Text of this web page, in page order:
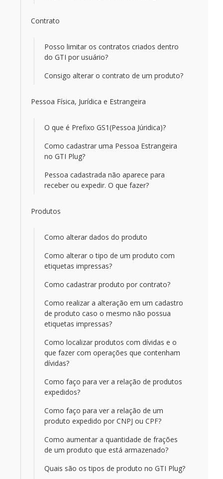
Contrato
Posso limitar os contratos criados dentro
do GTI por usuário?
Consigo alterar o contrato de um produto?
Pessoa Física, Jurídica e Estrangeira
O que é Prefixo GS1(Pessoa Júridica)?
Como cadastrar uma Pessoa Estrangeira
no GTI Plug?
Pessoa cadastrada não aparece para
receber ou expedir. O que fazer?
Produtos
Como alterar dados do produto
Como alterar o tipo de um produto com
etiquetas impressas?
Como cadastrar produto por contrato?
Como realizar a alteração em um cadastro
de produto caso o mesmo não possua
etiquetas impressas?
Como localizar produtos com dívidas e o
que fazer com operações que contenham
dívidas?
Como faço para ver a relação de produtos
expedidos?
Como faço para ver a relação de um
produto expedido por CNPJ ou CPF?
Como aumentar a quantidade de frações
de um produto que está armazenado?
Quais são os tipos de produto no GTI Plug?